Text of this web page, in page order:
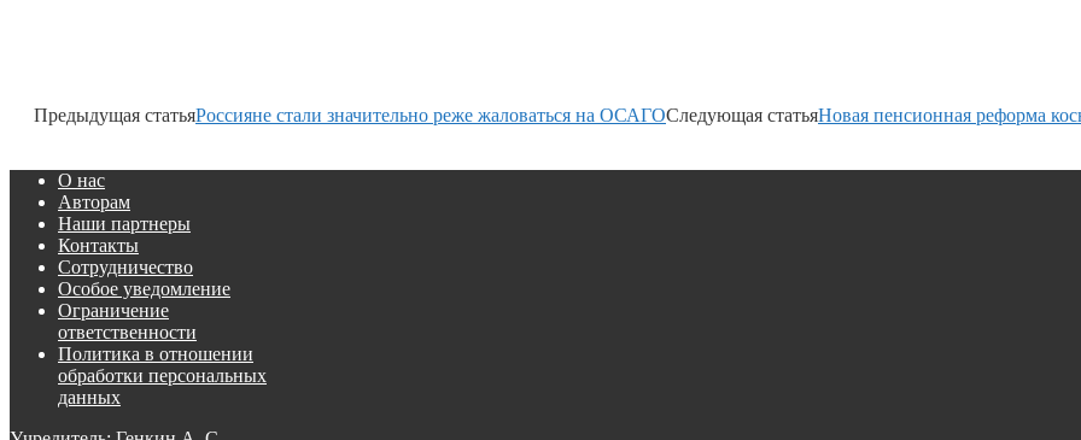
Предыдущая статьяРоссияне стали значительно реже жаловаться на ОСАГОСледующая статьяНовая пенсионная реформа
О нас
Авторам
Наши партнеры
Контакты
Сотрудничество
Особое уведомление
Ограничение
ответственности
Политика в отношении
обработки персональных
данных